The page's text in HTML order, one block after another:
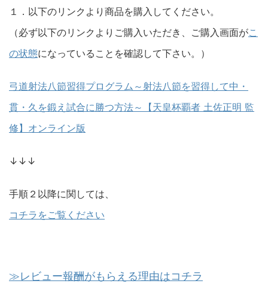
１．以下のリンクより商品を購入してください。
（必ず以下のリンクよりご購入いただき、ご購入画面がこ
の状態になっていることを確認して下さい。）
弓道射法八節習得プログラム～射法八節を習得して中・
貫・久を鍛え試合に勝つ方法～【天皇杯覇者 土佐正明 監
修】オンライン版
↓↓↓
手順２以降に関しては、
コチラをご覧ください
≫レビュー報酬がもらえる理由はコチラ